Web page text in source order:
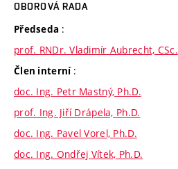
OBOROVÁ RADA
Předseda :
prof. RNDr. Vladimír Aubrecht, CSc.
Člen interní :
doc. Ing. Petr Mastný, Ph.D.
prof. Ing. Jiří Drápela, Ph.D.
doc. Ing. Pavel Vorel, Ph.D.
doc. Ing. Ondřej Vítek, Ph.D.